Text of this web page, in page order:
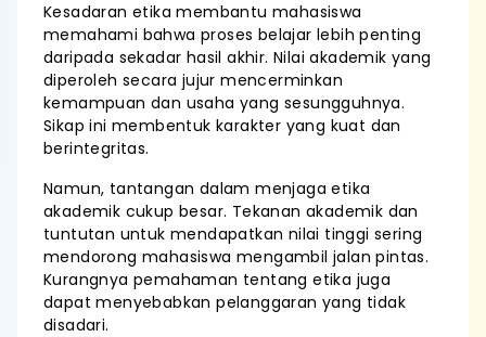
Kesadaran etika membantu mahasiswa
memahami bahwa proses belajar lebih penting
daripada sekadar hasil akhir. Nilai akademik yang
diperoleh secara jujur mencerminkan
kemampuan dan usaha yang sesungguhnya.
Sikap ini membentuk karakter yang kuat dan
berintegritas.
Namun, tantangan dalam menjaga etika
akademik cukup besar. Tekanan akademik dan
tuntutan untuk mendapatkan nilai tinggi sering
mendorong mahasiswa mengambil jalan pintas.
Kurangnya pemahaman tentang etika juga
dapat menyebabkan pelanggaran yang tidak
disadari.